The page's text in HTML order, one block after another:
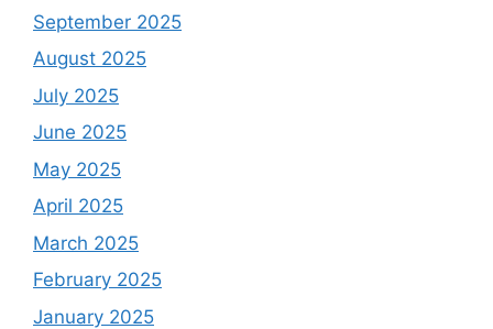
September 2025
August 2025
July 2025
June 2025
May 2025
April 2025
March 2025
February 2025
January 2025